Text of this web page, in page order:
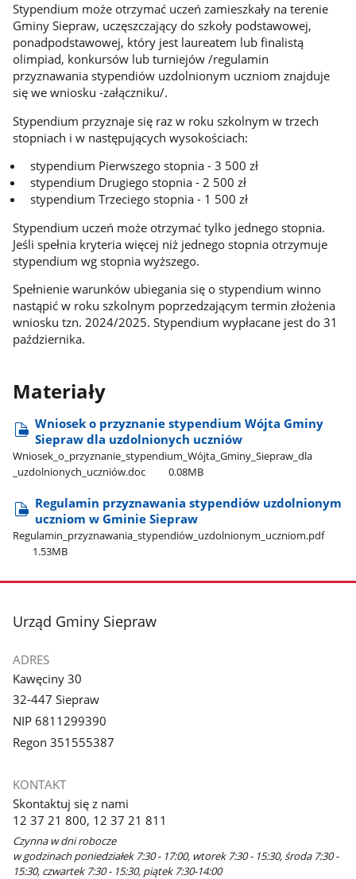
Stypendium może otrzymać uczeń zamieszkały na terenie
Gminy Siepraw, uczęszczający do szkoły podstawowej,
ponadpodstawowej, który jest laureatem lub finalistą
olimpiad, konkursów lub turniejów /regulamin
przyznawania stypendiów uzdolnionym uczniom znajduje
się we wniosku -załączniku/.
Stypendium przyznaje się raz w roku szkolnym w trzech
stopniach i w następujących wysokościach:
stypendium Pierwszego stopnia - 3 500 zł
stypendium Drugiego stopnia - 2 500 zł
stypendium Trzeciego stopnia - 1 500 zł
Stypendium uczeń może otrzymać tylko jednego stopnia.
Jeśli spełnia kryteria więcej niż jednego stopnia otrzymuje
stypendium wg stopnia wyższego.
Spełnienie warunków ubiegania się o stypendium winno
nastąpić w roku szkolnym poprzedzającym termin złożenia
wniosku tzn. 2024/2025. Stypendium wypłacane jest do 31
października.
Materiały
Wniosek o przyznanie stypendium Wójta Gminy
Siepraw dla uzdolnionych uczniów
Wniosek​_o​_przyznanie​_stypendium​_Wójta​_Gminy​_Siepraw​_dla​
_uzdolnionych​_uczniów.doc
0.08MB
Regulamin przyznawania stypendiów uzdolnionym
uczniom w Gminie Siepraw
Regulamin​_przyznawania​_stypendiów​_uzdolnionym​_uczniom.pdf
1.53MB
stopka
Urząd Gminy Siepraw
ADRES
Kawęciny 30
32-447 Siepraw
NIP 6811299390
Regon 351555387
KONTAKT
Skontaktuj się z nami
12 37 21 800, 12 37 21 811
Czynna w dni robocze
w godzinach poniedziałek 7:30 - 17:00, wtorek 7:30 - 15:30, środa 7:30 -
15:30, czwartek 7:30 - 15:30, piątek 7:30-14:00